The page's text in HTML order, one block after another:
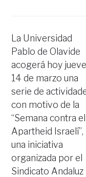
La Universidad
Pablo de Olavide
acogerá hoy
14 de marzo una
serie de
con motivo de la
“Semana contra el
Apartheid Israelí”,
una iniciativa
organizada por el
Sindicato Andaluz